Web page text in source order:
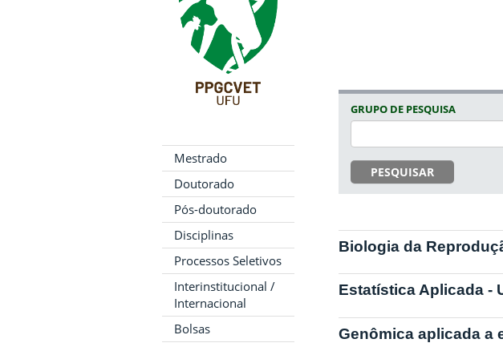
Mestrado
Doutorado
Pós-doutorado
Disciplinas
Processos Seletivos
Interinstitucional /
Internacional
Bolsas
GRUPO DE PESQUISA
PESQUISAR
Biologia da
Estatística Aplicada -
Genômica aplicada a